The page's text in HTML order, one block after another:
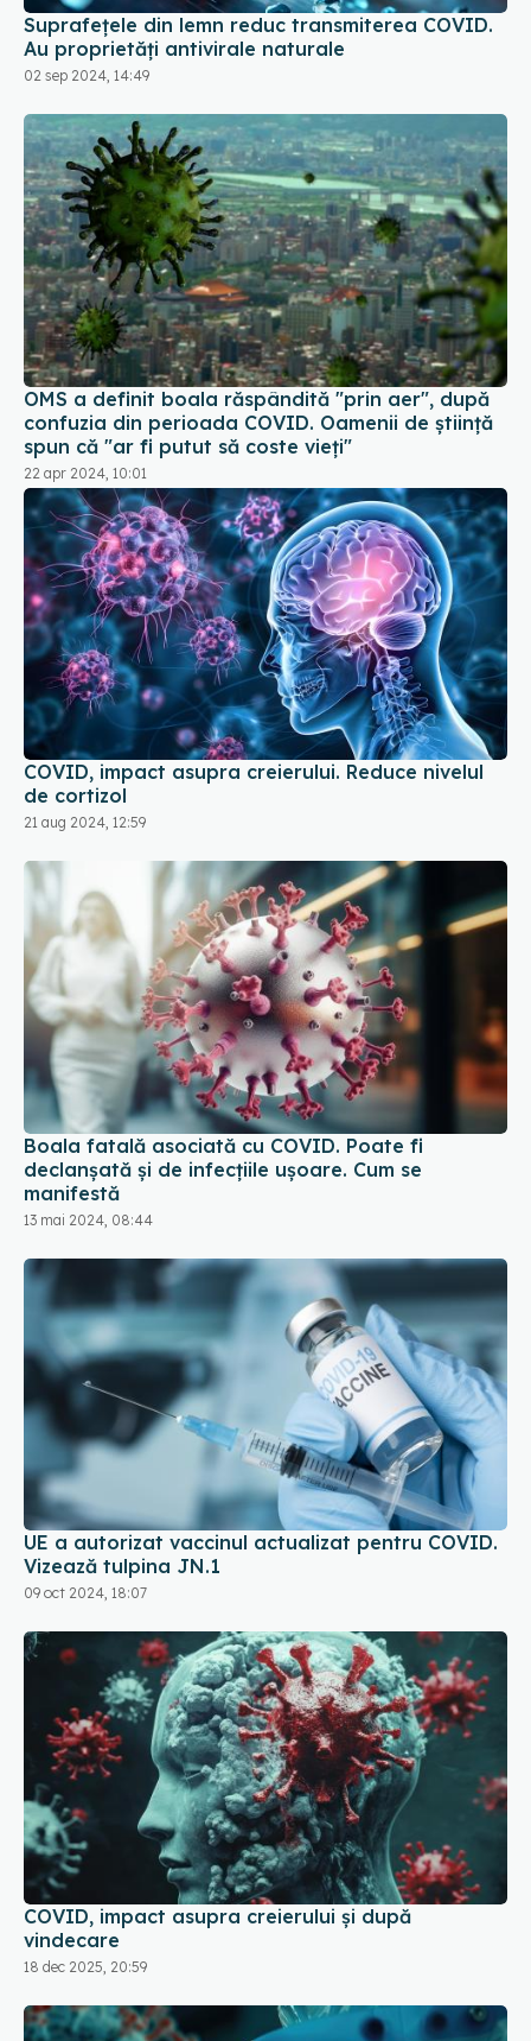
Suprafețele din lemn reduc transmiterea COVID.
Au proprietăți antivirale naturale
02 sep 2024, 14:49
OMS a definit boala răspândită "prin aer", după
confuzia din perioada COVID. Oamenii de știință
spun că "ar fi putut să coste vieți"
22 apr 2024, 10:01
COVID, impact asupra creierului. Reduce nivelul
de cortizol
21 aug 2024, 12:59
Boala fatală asociată cu COVID. Poate fi
declanșată și de infecțiile ușoare. Cum se
manifestă
13 mai 2024, 08:44
UE a autorizat vaccinul actualizat pentru COVID.
Vizează tulpina JN.1
09 oct 2024, 18:07
COVID, impact asupra creierului și după
vindecare
18 dec 2025, 20:59